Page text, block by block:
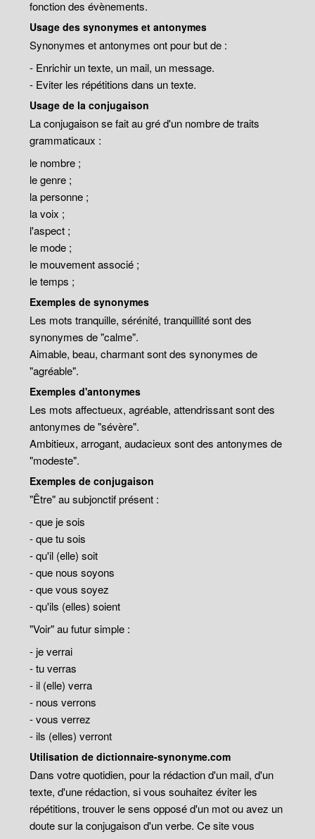
fonction des évènements.
Usage des synonymes et antonymes
Synonymes et antonymes ont pour but de :
- Enrichir un texte, un mail, un message.
- Eviter les répétitions dans un texte.
Usage de la conjugaison
La conjugaison se fait au gré d'un nombre de traits
grammaticaux :
le nombre ;
le genre ;
la personne ;
la voix ;
l'aspect ;
le mode ;
le mouvement associé ;
le temps ;
Exemples de synonymes
Les mots tranquille, sérénité, tranquillité sont des
synonymes de "calme".
Aimable, beau, charmant sont des synonymes de
"agréable".
Exemples d'antonymes
Les mots affectueux, agréable, attendrissant sont des
antonymes de "sévère".
Ambitieux, arrogant, audacieux sont des antonymes de
"modeste".
Exemples de conjugaison
"Être" au subjonctif présent :
- que je sois
- que tu sois
- qu'il (elle) soit
- que nous soyons
- que vous soyez
- qu'ils (elles) soient
"Voir" au futur simple :
- je verrai
- tu verras
- il (elle) verra
- nous verrons
- vous verrez
- ils (elles) verront
Utilisation de dictionnaire-synonyme.com
Dans votre quotidien, pour la rédaction d'un mail, d'un
texte, d'une rédaction, si vous souhaitez éviter les
répétitions, trouver le sens opposé d'un mot ou avez un
doute sur la conjugaison d'un verbe. Ce site vous